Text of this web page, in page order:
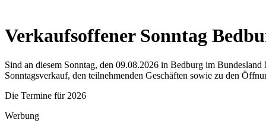
Verkaufsoffener Sonntag
Sind an diesem Sonntag, den 09.08.2026 in Bedburg im
Sonntagsverkauf, den teilnehmenden Geschäften sowie zu den
Die Termine für 2026
Werbung